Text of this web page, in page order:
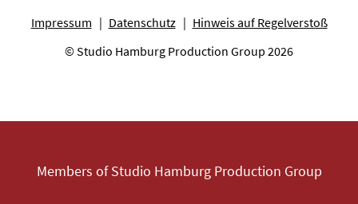
Impressum Datenschutz
Hinweis auf Regelverstoß
© Studio Hamburg Production Group 2026
Members of Studio Hamburg Production Group